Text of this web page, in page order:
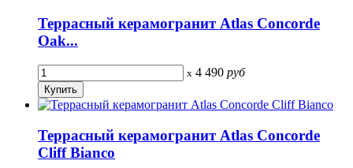
Террасный керамогранит Atlas Concorde
Oak...
x 4 490 руб
Террасный керамогранит Atlas Concorde
Cliff Bianco